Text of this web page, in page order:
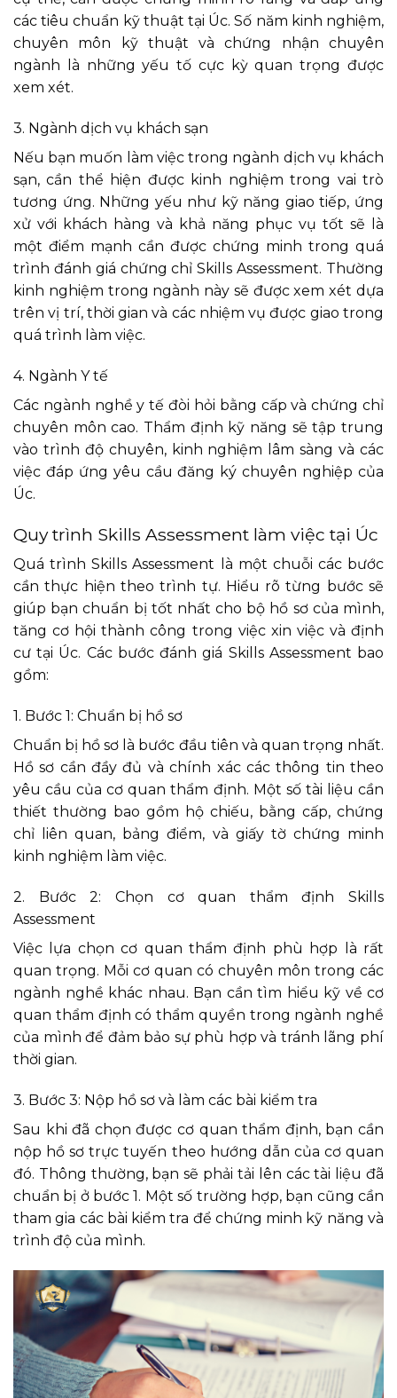
các tiêu chuẩn kỹ thuật tại Úc. Số năm kinh nghiệm,
chuyên môn kỹ thuật và chứng nhận chuyên
ngành là những yếu tố cực kỳ quan trọng được
xem xét.
3. Ngành dịch vụ khách sạn
Nếu bạn muốn làm việc trong ngành dịch vụ khách
sạn, cần thể hiện được kinh nghiệm trong vai trò
tương ứng. Những yếu như kỹ năng giao tiếp, ứng
xử với khách hàng và khả năng phục vụ tốt sẽ là
một điểm mạnh cần được chứng minh trong quá
trình đánh giá chứng chỉ Skills Assessment. Thường
kinh nghiệm trong ngành này sẽ được xem xét dựa
trên vị trí, thời gian và các nhiệm vụ được giao trong
quá trình làm việc.
4. Ngành Y tế
Các ngành nghề y tế đòi hỏi bằng cấp và chứng chỉ
chuyên môn cao. Thẩm định kỹ năng sẽ tập trung
vào trình độ chuyên, kinh nghiệm lâm sàng và các
việc đáp ứng yêu cầu đăng ký chuyên nghiệp của
Úc.
Quy trình Skills Assessment làm việc tại Úc
Quá trình Skills Assessment là một chuỗi các bước
cần thực hiện theo trình tự. Hiểu rõ từng bước sẽ
giúp bạn chuẩn bị tốt nhất cho bộ hồ sơ của mình,
tăng cơ hội thành công trong việc xin việc và định
cư tại Úc. Các bước đánh giá Skills Assessment bao
gồm:
1. Bước 1: Chuẩn bị hồ sơ
Chuẩn bị hồ sơ là bước đầu tiên và quan trọng nhất.
Hồ sơ cần đầy đủ và chính xác các thông tin theo
yêu cầu của cơ quan thẩm định. Một số tài liệu cần
thiết thường bao gồm hộ chiếu, bằng cấp, chứng
chỉ liên quan, bảng điểm, và giấy tờ chứng minh
kinh nghiệm làm việc.
2. Bước 2: Chọn cơ quan thẩm định Skills
Assessment
Việc lựa chọn cơ quan thẩm định phù hợp là rất
quan trọng. Mỗi cơ quan có chuyên môn trong các
ngành nghề khác nhau. Bạn cần tìm hiểu kỹ về cơ
quan thẩm định có thẩm quyền trong ngành nghề
của mình để đảm bảo sự phù hợp và tránh lãng phí
thời gian.
3. Bước 3: Nộp hồ sơ và làm các bài kiểm tra
Sau khi đã chọn được cơ quan thẩm định, bạn cần
nộp hồ sơ trực tuyến theo hướng dẫn của cơ quan
đó. Thông thường, bạn sẽ phải tải lên các tài liệu đã
chuẩn bị ở bước 1. Một số trường hợp, bạn cũng cần
tham gia các bài kiểm tra để chứng minh kỹ năng và
trình độ của mình.